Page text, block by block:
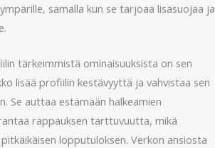
samalla kun se tarjoaa lisäsuojaa ja
tärkeimmistä ominaisuuksista on sen
lisää profiilin kestävyyttä ja vahvistaa sen
Se auttaa estämään halkeamien
rappauksen tarttuvuutta, mikä
lopputuloksen. Verkon ansiosta